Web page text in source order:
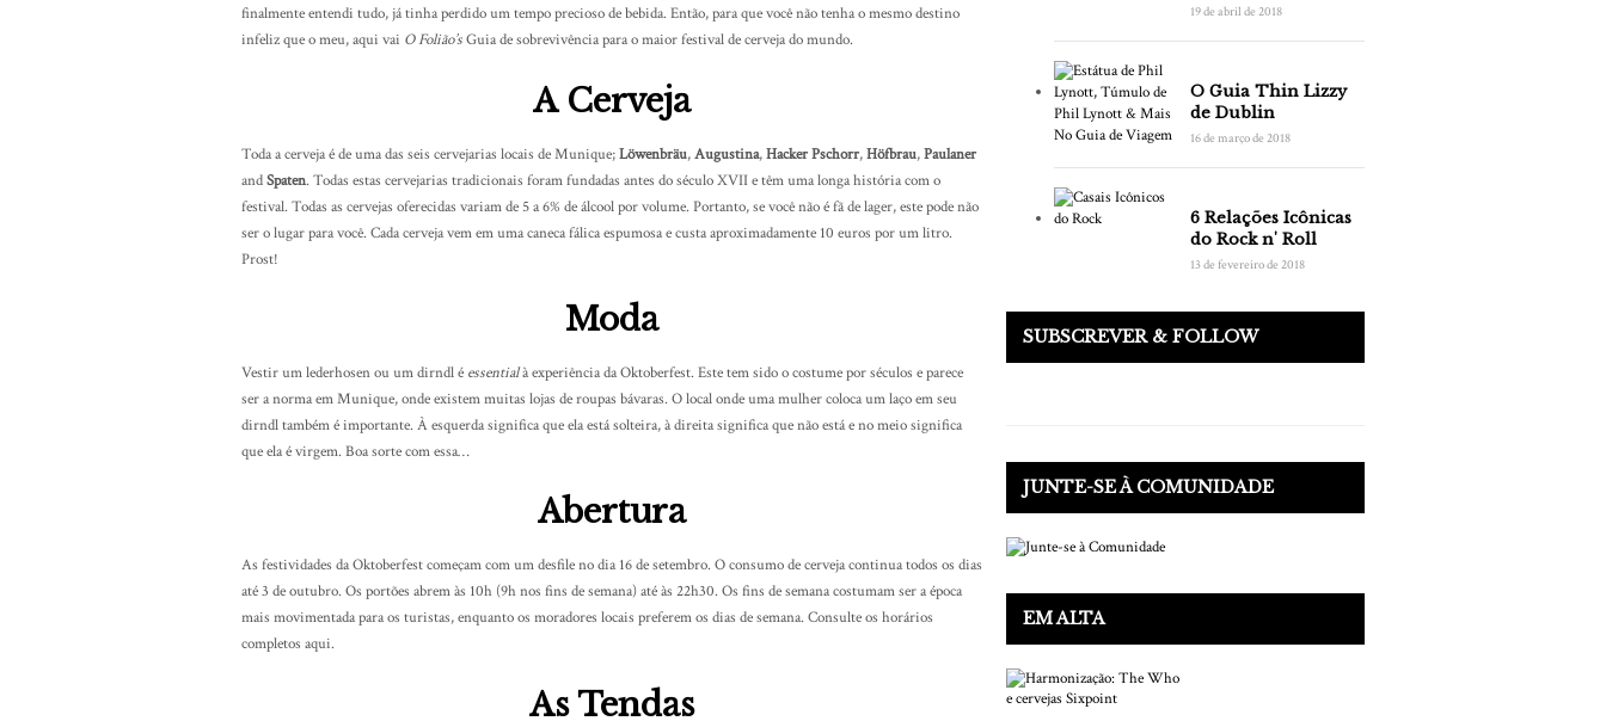
finalmente entendi tudo, já tinha perdido um tempo precioso de bebida. Então, para que você não tenha o mesmo destino
infeliz que o meu, aqui vai O Folião’sGuia de sobrevivência para o maior festival de cerveja do mundo.
A Cerveja
Toda a cerveja é de uma das seis cervejarias locais de Munique;Löwenbräu,Augustina,Hacker Pschorr,Höfbrau,Paulaner
andSpaten. Todas estas cervejarias tradicionais foram fundadas antes do século XVII e têm uma longa história com o
festival. Todas as cervejas oferecidas variam de 5 a 6% de álcool por volume. Portanto, se você não é fã de lager, este pode não
ser o lugar para você. Cada cerveja vem em uma caneca fálica espumosa e custa aproximadamente 10 euros por um litro.
Prost!
Moda
Vestir um lederhosen ou um dirndl é essentialà experiência da Oktoberfest. Este tem sido o costume por séculos e parece
ser a norma em Munique, onde existem muitas lojas de roupas bávaras. O local onde uma mulher coloca um laço em seu
dirndl também é importante. À esquerda significa que ela está solteira, à direita significa que não está e no meio significa
que ela é virgem. Boa sorte com essa…
Abertura
As festividades da Oktoberfest começam com um desfile no dia 16 de setembro. O consumo de cerveja continua todos os dias
até 3 de outubro. Os portões abrem às 10h (9h nos fins de semana) até às 22h30. Os fins de semana costumam ser a época
mais movimentada para os turistas, enquanto os moradores locais preferem os dias de semana. Consulte os horários
completos aqui.
As Tendas
19 de abril de 2018
O Guia Thin Lizzy
de Dublin
16 de março de 2018
6 Relações Icônicas
do Rock n' Roll
13 de fevereiro de 2018
SUBSCREVER & FOLLOW
JUNTE-SE À COMUNIDADE
EM ALTA